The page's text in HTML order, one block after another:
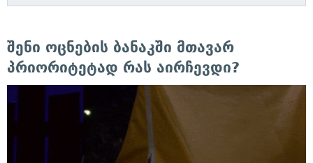
შენი ოცნების ბანაკში მთავარ
პრიორიტეტად რას აირჩევდი?